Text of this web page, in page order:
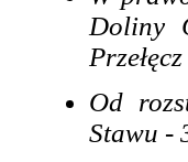
Doliny
Od
Stawu -